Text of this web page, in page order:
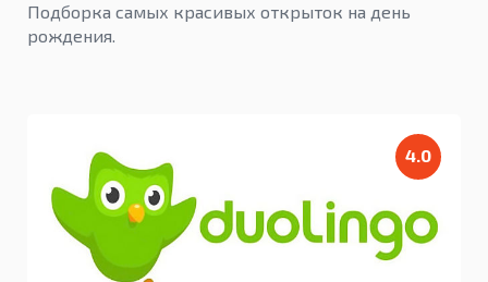
Подборка самых красивых открыток на день
рождения.
4.0